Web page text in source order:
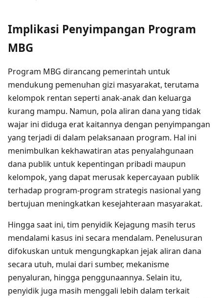
Implikasi Penyimpangan Program
MBG
Program MBG dirancang pemerintah untuk
mendukung pemenuhan gizi masyarakat, terutama
kelompok rentan seperti anak-anak dan keluarga
kurang mampu. Namun, pola aliran dana yang tidak
wajar ini diduga erat kaitannya dengan penyimpangan
yang terjadi di dalam pelaksanaan program. Hal ini
menimbulkan kekhawatiran atas penyalahgunaan
dana publik untuk kepentingan pribadi maupun
kelompok, yang dapat merusak kepercayaan publik
terhadap program-program strategis nasional yang
bertujuan meningkatkan kesejahteraan masyarakat.
Hingga saat ini, tim penyidik Kejagung masih terus
mendalami kasus ini secara mendalam. Penelusuran
difokuskan untuk mengungkapkan jejak aliran dana
secara utuh, mulai dari sumber, mekanisme
penyaluran, hingga penggunaannya. Selain itu,
penyidik juga masih menggali lebih dalam terkait